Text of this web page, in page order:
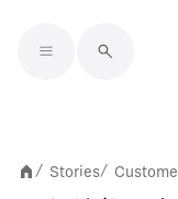
/ Stories/